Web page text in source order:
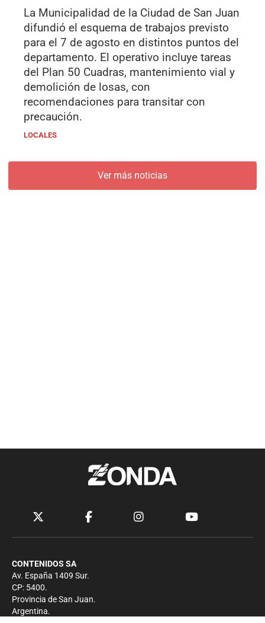
La Municipalidad de la Ciudad de San Juan
difundió el esquema de trabajos previsto
para el 7 de agosto en distintos puntos del
departamento. El operativo incluye tareas
del Plan 50 Cuadras, mantenimiento vial y
demolición de losas, con
recomendaciones para transitar con
precaución.
LOCALES
Ver más noticias
CONTENIDOS SA
Av. España 1409 Sur.
CP: 5400.
Provincia de San Juan.
Argentina.